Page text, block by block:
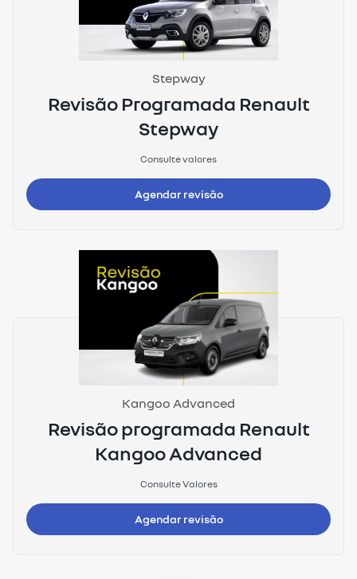
Stepway
Revisão Programada Renault
Stepway
Consulte valores
Agendar revisão
Kangoo Advanced
Revisão programada Renault
Kangoo Advanced
Consulte Valores
Agendar revisão